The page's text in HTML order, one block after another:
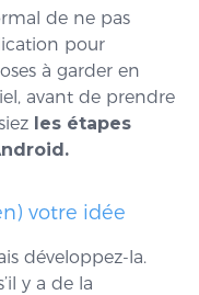
de ne pas
pour
à garder en
avant de prendre
les étapes
votre idée
développez-la.
y a de la